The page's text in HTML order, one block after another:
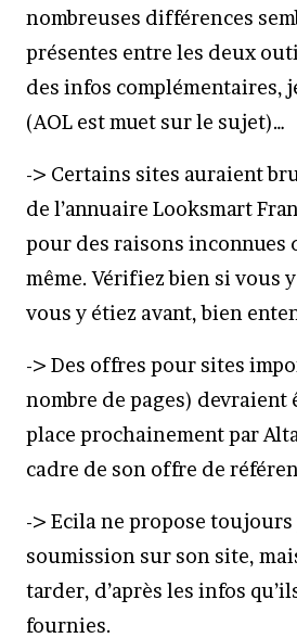
nombreuses différences
présentes entre les deux
des infos complémentaires,
(AOL est muet sur le sujet)…
-> Certains sites auraient
de l’annuaire Looksmart
pour des raisons inconnues
même. Vérifiez bien si vous
vous y étiez avant, bien
-> Des offres pour sites
nombre de pages) devraient
place prochainement par
cadre de son offre de
-> Ecila ne propose toujours
soumission sur son site,
tarder, d’après les infos
fournies.